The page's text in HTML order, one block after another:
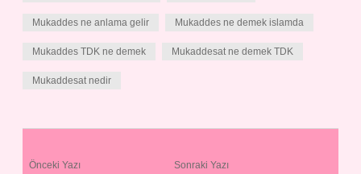
Mukaddes ne anlama gelir Mukaddes ne demek islamda
Mukaddes TDK ne demek Mukaddesat ne demek TDK
Mukaddesat nedir
Önceki Yazı Sonraki Yazı